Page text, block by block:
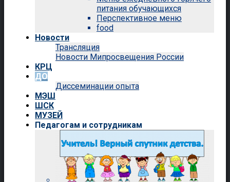
питания обучающихся
Перспективное меню
food
Новости
Трансляция
Новости Мипросвещения России
КРЦ
ДО
Диссеминации опыта
МЭШ
ШСК
МУЗЕЙ
Педагогам и сотрудникам